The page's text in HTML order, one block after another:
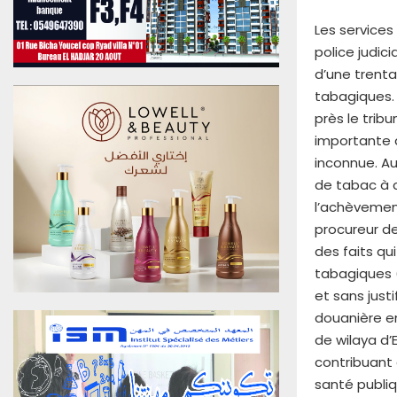
Les
police
d’une
tabagiques.
près le
importante
inconnue.
de tabac à
procureur
des faits
tabagiques
et sans
douanière
de wilaya
contribuant
santé
u
0
6
A
o
6
i
o
°
4